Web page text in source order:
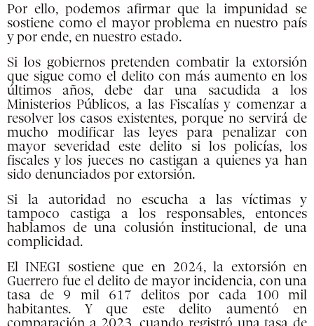
Por ello, podemos afirmar que la impunidad se
sostiene como el mayor problema en nuestro país
y por ende, en nuestro estado.
Si los gobiernos pretenden combatir la extorsión
que sigue como el delito con más aumento en los
últimos años, debe dar una sacudida a los
Ministerios Públicos, a las Fiscalías y comenzar a
resolver los casos existentes, porque no servirá de
mucho modificar las leyes para penalizar con
mayor severidad este delito si los policías, los
fiscales y los jueces no castigan a quienes ya han
sido denunciados por extorsión.
Si la autoridad no escucha a las víctimas y
tampoco castiga a los responsables, entonces
hablamos de una colusión institucional, de una
complicidad.
El INEGI sostiene que en 2024, la extorsión en
Guerrero fue el delito de mayor incidencia, con una
tasa de 9 mil 617 delitos por cada 100 mil
habitantes. Y que este delito aumentó en